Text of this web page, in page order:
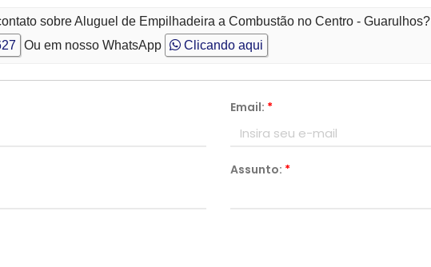
sobre Aluguel de Empilhadeira a Combustão no Centro - Guarulhos?
Ou em nosso WhatsApp Clicando aqui
Email: *
Assunto: *